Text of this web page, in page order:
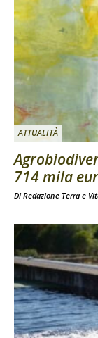
ATTUALITÀ
714 mila
Di Redazione Terra e